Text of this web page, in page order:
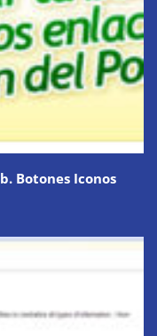
Botones Iconos